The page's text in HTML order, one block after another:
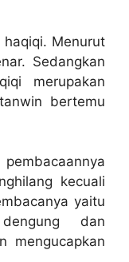
Menurut
Sedangkan
merupakan
bertemu
kecuali
yaitu
dan
mengucapkan